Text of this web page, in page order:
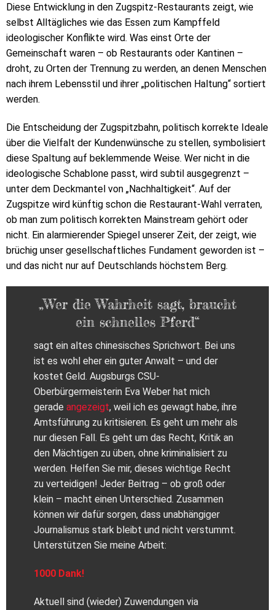
Diese Entwicklung in den Zugspitz-Restaurants zeigt, wie
selbst Alltägliches wie das Essen zum Kampffeld
ideologischer Konflikte wird. Was einst Orte der
Gemeinschaft waren – ob Restaurants oder Kantinen –
droht, zu Orten der Trennung zu werden, an denen Menschen
nach ihrem Lebensstil und ihrer „politischen Haltung“ sortiert
werden.
Die Entscheidung der Zugspitzbahn, politisch korrekte Ideale
über die Vielfalt der Kundenwünsche zu stellen, symbolisiert
diese Spaltung auf beklemmende Weise. Wer nicht in die
ideologische Schablone passt, wird subtil ausgegrenzt –
unter dem Deckmantel von „Nachhaltigkeit“. Auf der
Zugspitze wird künftig schon die Restaurant-Wahl verraten,
ob man zum politisch korrekten Mainstream gehört oder
nicht. Ein alarmierender Spiegel unserer Zeit, der zeigt, wie
brüchig unser gesellschaftliches Fundament geworden ist –
und das nicht nur auf Deutschlands höchstem Berg.
„Wer die Wahrheit sagt, braucht
ein schnelles Pferd“
sagt ein altes chinesisches Sprichwort. Bei uns
ist es wohl eher ein guter Anwalt – und der
kostet Geld. Augsburgs CSU-
Oberbürgermeisterin Eva Weber hat mich
gerade angezeigt, weil ich es gewagt habe, ihre
Amtsführung zu kritisieren. Es geht um mehr als
nur diesen Fall. Es geht um das Recht, Kritik an
den Mächtigen zu üben, ohne kriminalisiert zu
werden. Helfen Sie mir, dieses wichtige Recht
zu verteidigen! Jeder Beitrag – ob groß oder
klein – macht einen Unterschied. Zusammen
können wir dafür sorgen, dass unabhängiger
Journalismus stark bleibt und nicht verstummt.
Unterstützen Sie meine Arbeit:
1000 Dank!
Aktuell sind (wieder) Zuwendungen via